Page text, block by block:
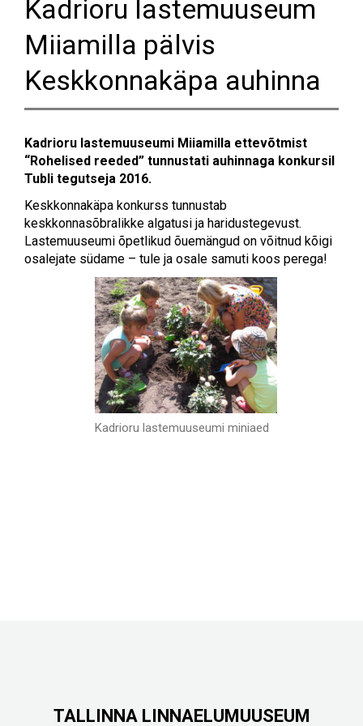
Kadrioru lastemuuseum
Miiamilla pälvis
Keskkonnakäpa auhinna
Kadrioru lastemuuseumi Miiamilla ettevõtmist
“Rohelised reeded” tunnustati auhinnaga konkursil
Tubli tegutseja 2016.
Keskkonnakäpa konkurss tunnustab
keskkonnasõbralikke algatusi ja haridustegevust.
Lastemuuseumi õpetlikud õuemängud on võitnud kõigi
osalejate südame – tule ja osale samuti koos perega!
Kadrioru lastemuuseumi miniaed
TALLINNA LINNAELUMUUSEUM